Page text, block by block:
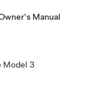
Manual
Model 3